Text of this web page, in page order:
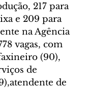
217 para
e 209 para
na Agência
vagas, com
(90),
de
de